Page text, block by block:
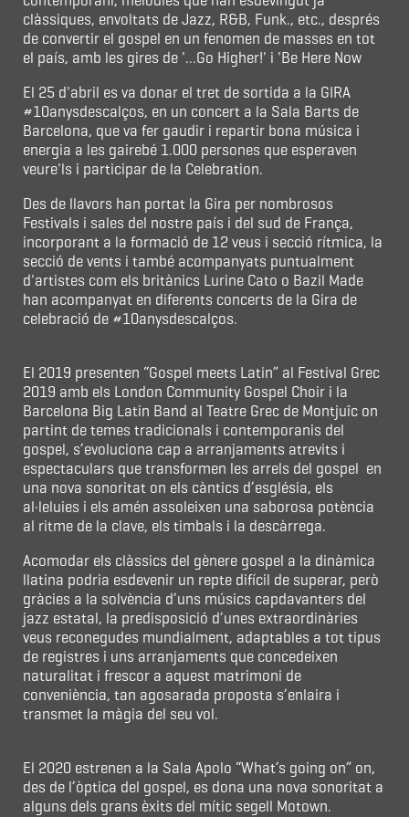
clàssiques, envoltats de Jazz, R&B, Funk., etc., després
de convertir el gospel en un fenomen de masses en tot
el país, amb les gires de '...Go Higher!' i 'Be Here Now
El 25 d'abril es va donar el tret de sortida a la GIRA
#10anysdescalços, en un concert a la Sala Barts de
Barcelona, que va fer gaudir i repartir bona música i
energia a les gairebé 1.000 persones que esperaven
veure'ls i participar de la Celebration.
Des de llavors han portat la Gira per nombrosos
Festivals i sales del nostre país i del sud de França,
incorporant a la formació de 12 veus i secció rítmica, la
secció de vents i també acompanyats puntualment
d'artistes com els britànics Lurine Cato o Bazil Made
han acompanyat en diferents concerts de la Gira de
celebració de #10anysdescalços.
El 2019 presenten “Gospel meets Latin” al Festival Grec
2019 amb els London Community Gospel Choir i la
Barcelona Big Latin Band al Teatre Grec de Montjuïc on
partint de temes tradicionals i contemporanis del
gospel, s’evoluciona cap a arranjaments atrevits i
espectaculars que transformen les arrels del gospel en
una nova sonoritat on els càntics d’església, els
al·leluies i els amén assoleixen una saborosa potència
al ritme de la clave, els timbals i la descàrrega.
Acomodar els clàssics del gènere gospel a la dinàmica
llatina podria esdevenir un repte difícil de superar, però
gràcies a la solvència d’uns músics capdavanters del
jazz estatal, la predisposició d’unes extraordinàries
veus reconegudes mundialment, adaptables a tot tipus
de registres i uns arranjaments que concedeixen
naturalitat i frescor a aquest matrimoni de
conveniència, tan agosarada proposta s’enlaira i
transmet la màgia del seu vol.
El 2020 estrenen a la Sala Apolo “What’s going on” on,
des de l’òptica del gospel, es dona una nova sonoritat a
alguns dels grans èxits del mític segell Motown.